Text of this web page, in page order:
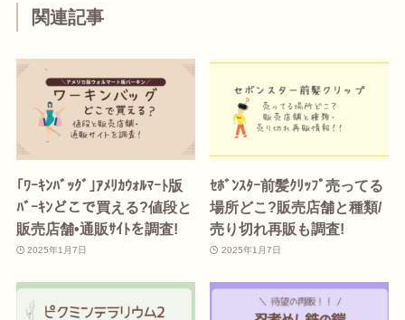
関連記事
｢ﾜｰｷﾝﾊﾞｯｸﾞ｣ｱﾒﾘｶｳｫﾙﾏｰﾄ版
ﾊﾞｰｷﾝどこで買える?値段と
販売店舗•通販ｻｲﾄを調査!
2025年1月7日
ｾﾎﾞﾝｽﾀｰ前髪ｸﾘｯﾌﾟ売ってる
場所どこ?販売店舗と種類/
売り切れ再販も調査!
2025年1月7日